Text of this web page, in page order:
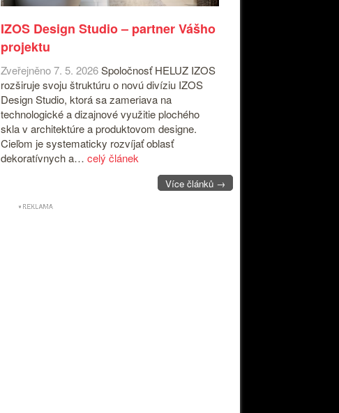
IZOS Design Studio – partner Vášho
projektu
Zveřejněno 7. 5. 2026Spoločnosť HELUZ IZOS
rozširuje svoju štruktúru o novú divíziu IZOS
Design Studio, ktorá sa zameriava na
technologické a dizajnové využitie plochého
skla v architektúre a produktovom designe.
Cieľom je systematicky rozvíjať oblasť
dekoratívnych a… celý článek
Více článků →